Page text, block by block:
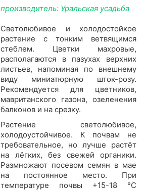
производитель: Уральская усадьба
Светолюбивое и холодостойкое
растение с тонким ветвящимся
стеблем. Цветки махровые,
располагаются в пазухах верхних
листьев, напоминая по внешнему
виду миниатюрную шток-розу.
Рекомендуется для цветников,
мавританского газона, озеленения
балконов и на срезку.
Растение светолюбивое,
холодоустойчивое. К почвам не
требовательное, но лучше растёт
на лёгких, без свежей органики.
Размножают посевом семян в мае
на постоянное место. При
температуре почвы +15-18 °С